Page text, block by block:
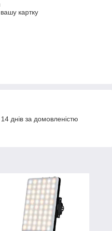
картку
днів за домовленістю